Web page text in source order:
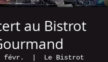
au Bistrot
févr.
Le Bistrot